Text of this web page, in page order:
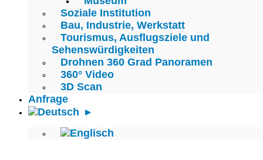
Soziale Institution
Bau, Industrie, Werkstatt
Tourismus, Ausflugsziele und
Sehenswürdigkeiten
Drohnen 360 Grad Panoramen
360° Video
3D Scan
Anfrage